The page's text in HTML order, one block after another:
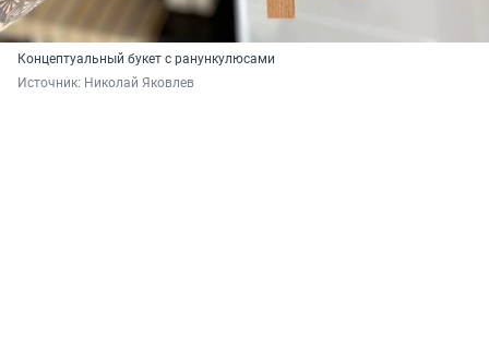
Концептуальный букет с ранункулюсами
Источник: Николай Яковлев